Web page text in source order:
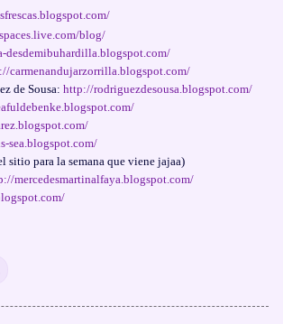
blog/
desdemibuhardilla.blogspot.com/
carmenandujarzorrilla.blogspot.com/
de Sousa: http://rodriguezdesousa.blogspot.com/
sea.blogspot.com/
sitio para la semana que viene jajaa)
mercedesmartinalfaya.blogspot.com/